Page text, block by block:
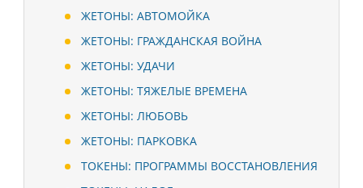
ЖЕТОНЫ: АВТОМОЙКА
ЖЕТОНЫ: ГРАЖДАНСКАЯ ВОЙНА
ЖЕТОНЫ: УДАЧИ
ЖЕТОНЫ: ТЯЖЕЛЫЕ ВРЕМЕНА
ЖЕТОНЫ: ЛЮБОВЬ
ЖЕТОНЫ: ПАРКОВКА
ТОКЕНЫ: ПРОГРАММЫ ВОССТАНОВЛЕНИЯ